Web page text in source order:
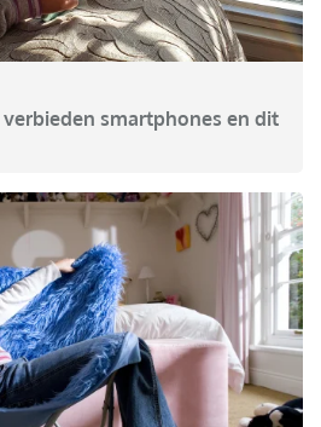
verbieden smartphones en dit